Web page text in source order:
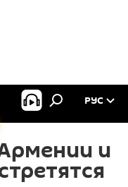
РУС
и